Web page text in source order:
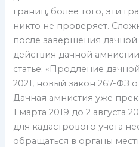
границ, более того, эти
никто не проверяет.
после завершения
действия дачной
статье: «Продление
2021, новый закон 267-ФЗ
Дачная амнистия уже
1 марта 2019 до 2 августа
для кадастрового учета
обращаться в органы